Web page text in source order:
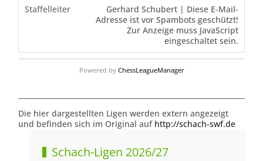
Staffelleiter Gerhard Schubert | Diese E-Mail-
Adresse ist vor Spambots geschützt!
Zur Anzeige muss JavaScript
eingeschaltet sein.
Powered by ChessLeagueManager
Die hier dargestellten Ligen werden extern angezeigt
und befinden sich im Original auf http://schach-swf.de
Schach-Ligen 2026/27